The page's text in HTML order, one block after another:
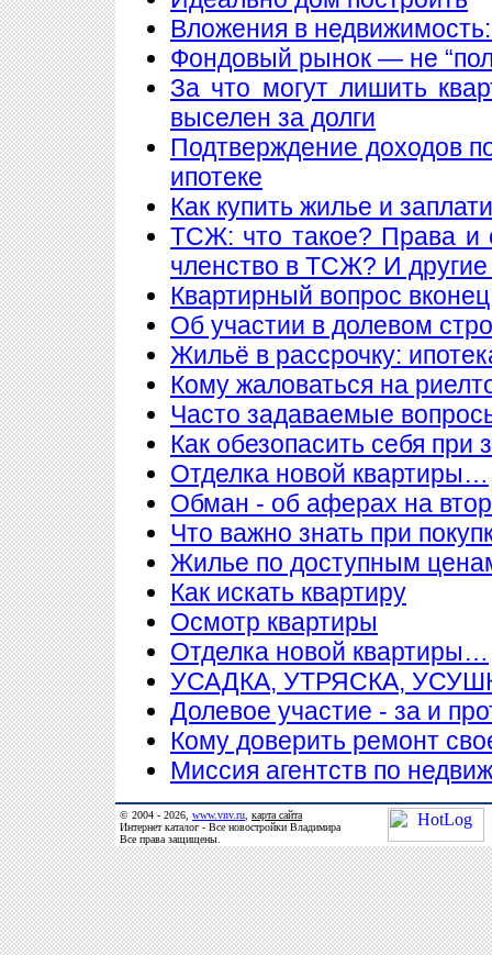
Вложения в
Фондовый рынок — не
За что могут лишить
выселен за долги
Подтверждение доходов
ипотеке
Как купить жилье и
ТСЖ: что такое? Права и
членство в ТСЖ? И
Квартирный вопрос
Об участии в долевом
Жильё в рассрочку:
Кому жаловаться на
Часто задаваемые
Как обезопасить себя при
Отделка новой квартиры…
Обман - об аферах на
Что важно знать при
Жилье по доступным
Как искать квартиру
Осмотр квартиры
Отделка новой квартиры…
УСАДКА, УТРЯСКА,
Долевое участие - за и
Кому доверить ремонт
Миссия агентств по
© 2004 - 2026, www.vnv.ru карта сайта
Интернет каталог - Все новостройки Владимира
Все права защищены.